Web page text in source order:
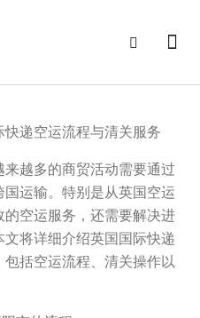
递空运流程与清关服务
越多的商贸活动需要通过
运输。特别是从英国空运
空运服务，还需要解决进
将详细介绍英国国际快递
括空运流程、清关操作以